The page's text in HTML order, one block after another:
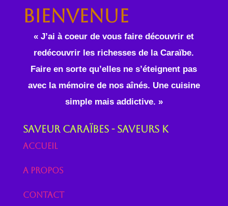
Bienvenue
« J’ai à coeur de vous faire découvrir et
redécouvrir les richesses de la Caraïbe.
Faire en sorte qu’elles ne s’éteignent pas
avec la mémoire de nos aînés. Une cuisine
simple mais addictive. »
Saveur Caraïbes - Saveurs K
Accueil
A propos
Contact